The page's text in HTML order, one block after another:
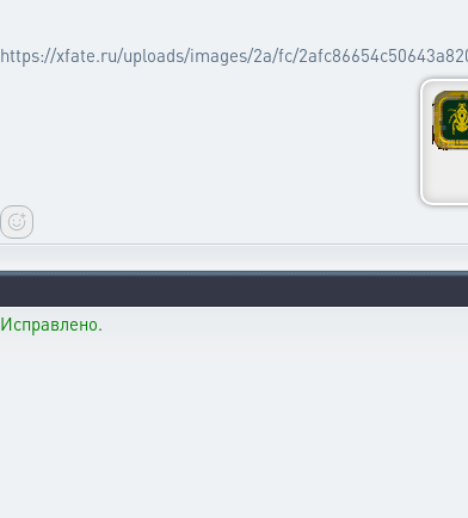
https://xfate.ru/uploads/images/2a/fc/
Исправлено.